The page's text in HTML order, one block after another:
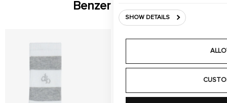
SHOW DETAILS
Benzer Ürünler